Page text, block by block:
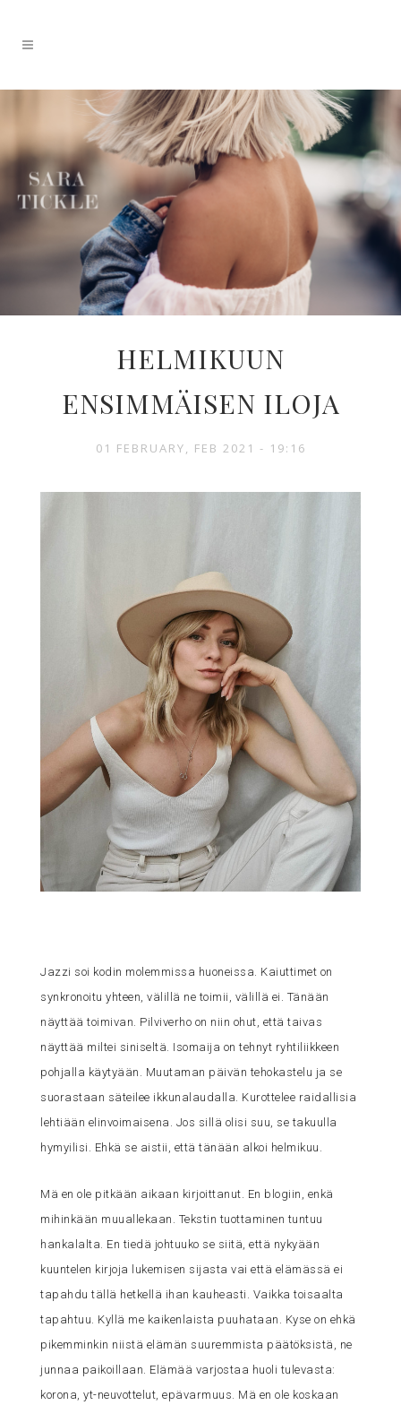
HELMIKUUN
ENSIMMÄISEN ILOJA
01 FEBRUARY, FEB 2021 - 19:16
Jazzi soi kodin molemmissa huoneissa. Kaiuttimet on
synkronoitu yhteen, välillä ne toimii, välillä ei. Tänään
näyttää toimivan. Pilviverho on niin ohut, että taivas
näyttää miltei siniseltä. Isomaija on tehnyt ryhtiliikkeen
pohjalla käytyään. Muutaman päivän tehokastelu ja se
suorastaan säteilee ikkunalaudalla. Kurottelee raidallisia
lehtiään elinvoimaisena. Jos sillä olisi suu, se takuulla
hymyilisi. Ehkä se aistii, että tänään alkoi helmikuu.
Mä en ole pitkään aikaan kirjoittanut. En blogiin, enkä
mihinkään muuallekaan. Tekstin tuottaminen tuntuu
hankalalta. En tiedä johtuuko se siitä, että nykyään
kuuntelen kirjoja lukemisen sijasta vai että elämässä ei
tapahdu tällä hetkellä ihan kauheasti. Vaikka toisaalta
tapahtuu. Kyllä me kaikenlaista puuhataan. Kyse on ehkä
pikemminkin niistä elämän suuremmista päätöksistä, ne
junnaa paikoillaan. Elämää varjostaa huoli tulevasta:
korona, yt-neuvottelut, epävarmuus. Mä en ole koskaan